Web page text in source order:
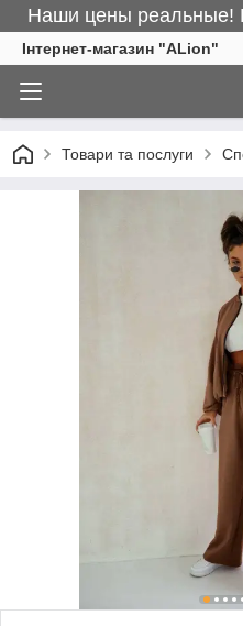
Наши цены реальные!
Інтернет-магазин "ALіon"
Товари та послуги